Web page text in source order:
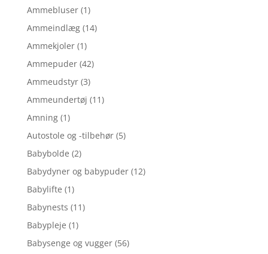
Ammebluser (1)
Ammeindlæg (14)
Ammekjoler (1)
Ammepuder (42)
Ammeudstyr (3)
Ammeundertøj (11)
Amning (1)
Autostole og -tilbehør (5)
Babybolde (2)
Babydyner og babypuder (12)
Babylifte (1)
Babynests (11)
Babypleje (1)
Babysenge og vugger (56)